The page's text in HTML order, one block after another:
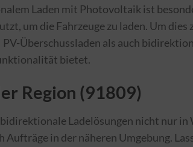
Laden mit Photovoltaik ist
um die Fahrzeuge zu laden. Um
Überschussladen als auch
bietet.
Region (91809)
Ladelösungen nicht nur in
Aufträge in der näheren Umgebung.